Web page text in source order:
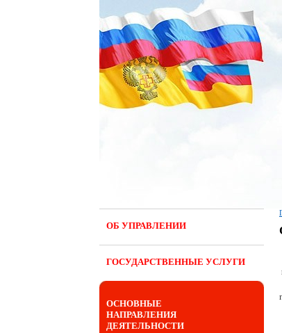
ОБ УПРАВЛЕНИИ
ГОСУДАРСТВЕННЫЕ УСЛУГИ
ОСНОВНЫЕ
НАПРАВЛЕНИЯ
ДЕЯТЕЛЬНОСТИ